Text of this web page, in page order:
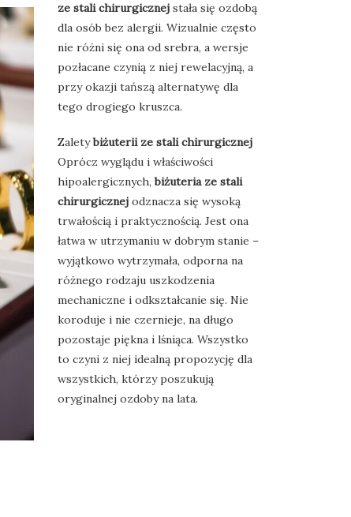
ze stali chirurgicznej stała się ozdobą
dla osób bez alergii. Wizualnie często
nie różni się ona od srebra, a wersje
pozłacane czynią z niej rewelacyjną, a
przy okazji tańszą alternatywę dla
tego drogiego kruszca.
Zaletybiżuterii ze stali chirurgicznej
Oprócz wyglądu i właściwości
hipoalergicznych,biżuteria ze stali
chirurgicznej odznacza się wysoką
trwałością i praktycznością. Jest ona
łatwa w utrzymaniu w dobrym stanie –
wyjątkowo wytrzymała, odporna na
różnego rodzaju uszkodzenia
mechaniczne i odkształcanie się. Nie
koroduje i nie czernieje, na długo
pozostaje piękna i lśniąca. Wszystko
to czyni z niej idealną propozycję dla
wszystkich, którzy poszukują
oryginalnej ozdoby na lata.